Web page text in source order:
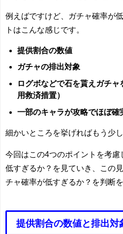
例えばですけど、ガチャ確率が
トはこんな感じです。
提供割合の数値
ガチャの排出対象
ログボなどで石を貰えガチ
用救済措置）
一部のキャラが攻略でほぼ確
細かいところを挙げればもう少
今回はこの4つのポイントを考
低すぎるか？を見ていき、この
チャ確率が低すぎるか？を判断を
提供割合の数値と排出対